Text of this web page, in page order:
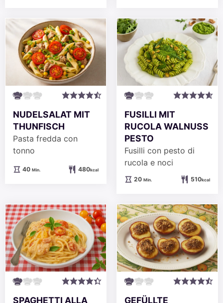
NUDELSALAT MIT
THUNFISCH
Pasta fredda con
tonno
40Minuten
Min. 480kcal
FUSILLI MIT
RUCOLA WALNUSS
PESTO
Fusilli con pesto di
rucola e noci
20Minuten
Min. 510kcal
SPAGHETTI ALLA
GEFÜLLTE